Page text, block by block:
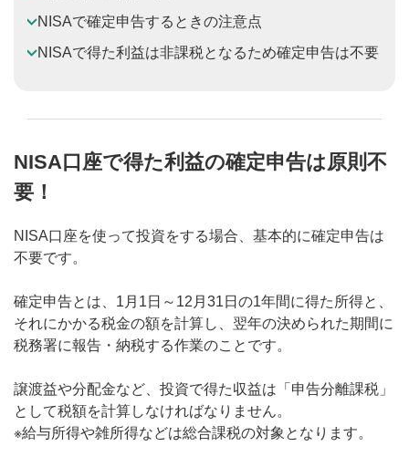
NISAで確定申告するときの注意点
NISAで得た利益は非課税となるため確定申告は不要
NISA口座で得た利益の確定申告は原則不
要！
NISA口座を使って投資をする場合、基本的に確定申告は
不要です。
確定申告とは、1月1日～12月31日の1年間に得た所得と、
それにかかる税金の額を計算し、翌年の決められた期間に
税務署に報告・納税する作業のことです。
譲渡益や分配金など、投資で得た収益は「申告分離課税」
として税額を計算しなければなりません。
※給与所得や雑所得などは総合課税の対象となります。